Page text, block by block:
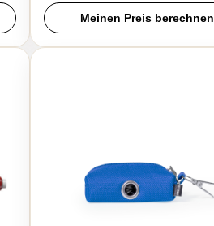
Meinen Preis berechnen